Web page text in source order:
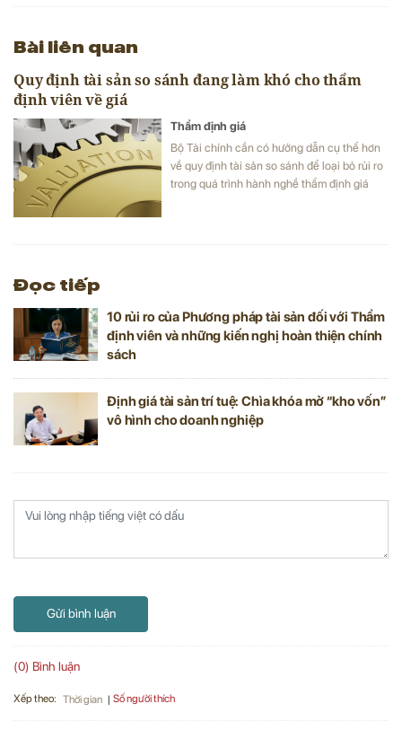
Bài liên quan
Quy định tài sản so sánh đang làm khó cho thẩm
định viên về giá
Thẩm định giá
Bộ Tài chính cần có hướng dẫn cụ thể hơn
về quy định tài sản so sánh để loại bỏ rủi ro
trong quá trình hành nghề thẩm định giá
Đọc tiếp
10 rủi ro của Phương pháp tài sản đối với Thẩm
định viên và những kiến nghị hoàn thiện chính
sách
Định giá tài sản trí tuệ: Chìa khóa mở “kho vốn”
vô hình cho doanh nghiệp
Gửi bình luận
(0) Bình luận
Xếp theo: Thời gian Số người thích